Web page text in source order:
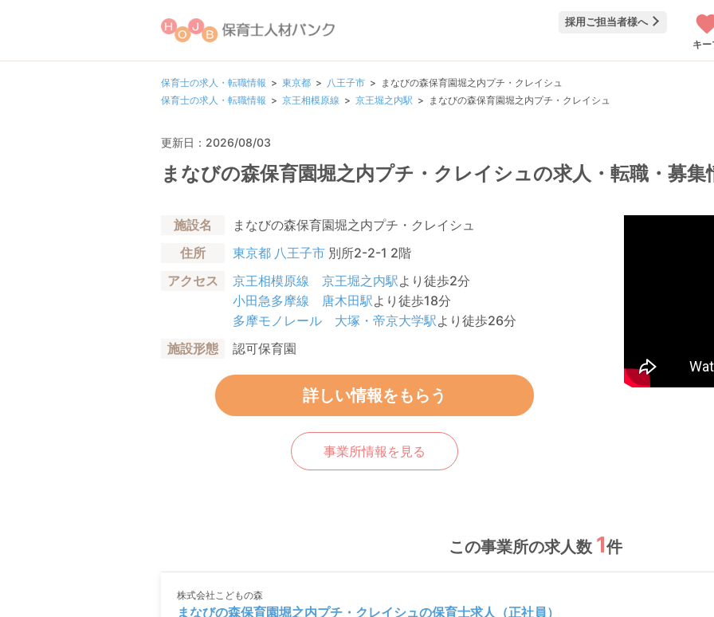
採用ご担当者様へ
キー
保育士の求人・転職情報 東京都 八王子市
まなびの森保育園堀之内プチ・クレイシュ
保育士の求人・転職情報
京王相模原線 京王堀之内駅 まなびの森保育園堀之内プチ・クレイシュ
更新日：2026/08/03
まなびの森保育園堀之内プチ・クレイシュの求人・転職・募集
施設名
まなびの森保育園堀之内プチ・クレイシュ
住所
東京都 八王子市 別所2-2-1 2階
アクセス
京王相模原線 京王堀之内駅より徒歩2分
小田急多摩線
唐木田駅より徒歩18分
多摩モノレール
大塚・帝京大学駅より徒歩26分
施設形態
認可保育園
詳しい情報をもらう
事業所情報を見る
この事業所の求人数 1件
株式会社こどもの森
まなびの森保育園堀之内プチ・クレイシュの保育士求人（正社員）